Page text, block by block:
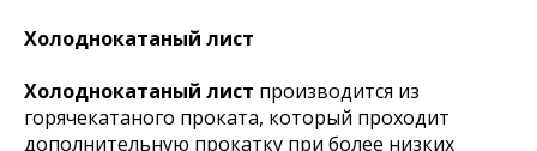
Холоднокатаный лист
Холоднокатаный лист производится из
горячекатаного проката, который проходит
дополнительную прокатку при более низких